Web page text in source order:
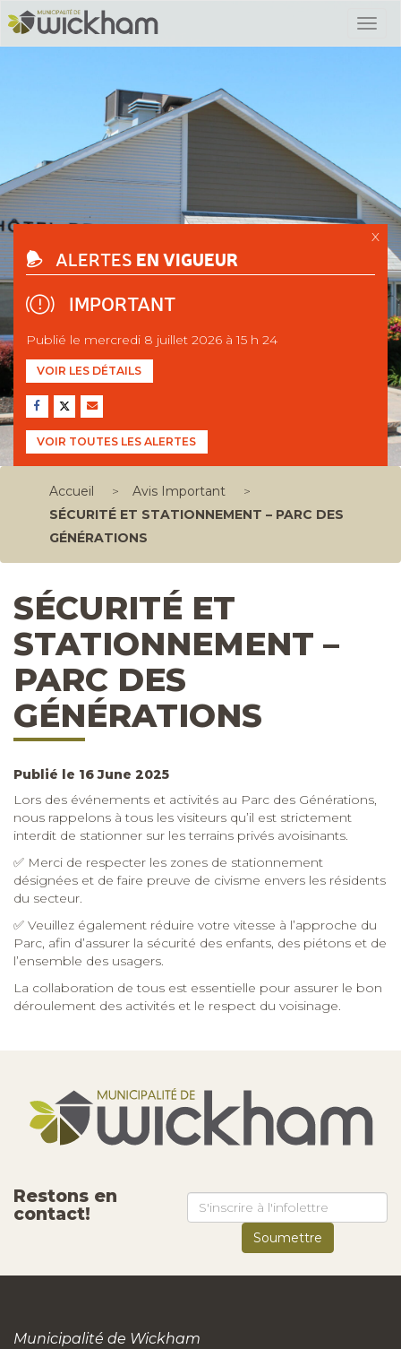
X
ALERTES EN VIGUEUR
IMPORTANT
Publié le mercredi 8 juillet 2026 à 15 h 24
VOIR LES DÉTAILS
VOIR TOUTES LES ALERTES
Accueil > Avis Important
>
SÉCURITÉ ET STATIONNEMENT – PARC DES
GÉNÉRATIONS
SÉCURITÉ ET
STATIONNEMENT –
PARC DES
GÉNÉRATIONS
Publié le 16 June 2025
Lors des événements et activités au Parc des Générations,
nous rappelons à tous les visiteurs qu’il est strictement
interdit de stationner sur les terrains privés avoisinants.
✅ Merci de respecter les zones de stationnement
désignées et de faire preuve de civisme envers les résidents
du secteur.
✅ Veuillez également réduire votre vitesse à l’approche du
Parc, afin d’assurer la sécurité des enfants, des piétons et de
l’ensemble des usagers.
La collaboration de tous est essentielle pour assurer le bon
déroulement des activités et le respect du voisinage.
Restons en
contact!
Municipalité de Wickham